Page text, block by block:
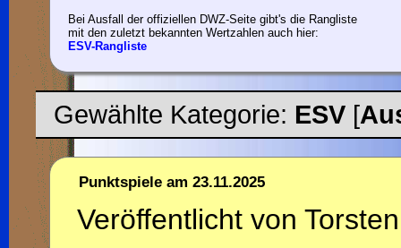
Bei Ausfall der offiziellen DWZ-Seite gibt's die Rangliste
mit den zuletzt bekannten Wertzahlen auch hier:
ESV-Rangliste
Gewählte Kategorie: ESV [
Punktspiele am 23.11.2025
Veröffentlicht von Torsten